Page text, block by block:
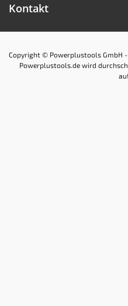
Kontakt
Copyright © Powerplustools GmbH -
Powerplustools.de wird